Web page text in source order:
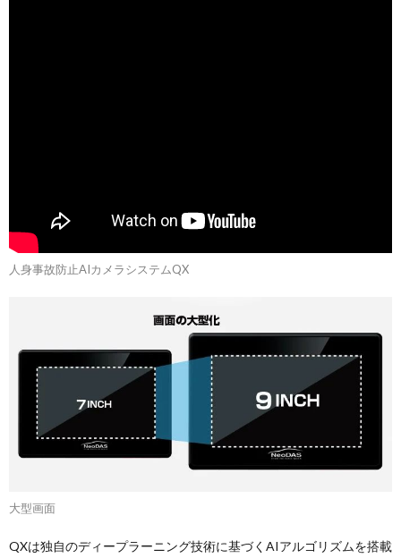
人身事故防止AIカメラシステムQX
大型画面
QXは独自のディープラーニング技術に基づくAIアルゴリズムを搭載